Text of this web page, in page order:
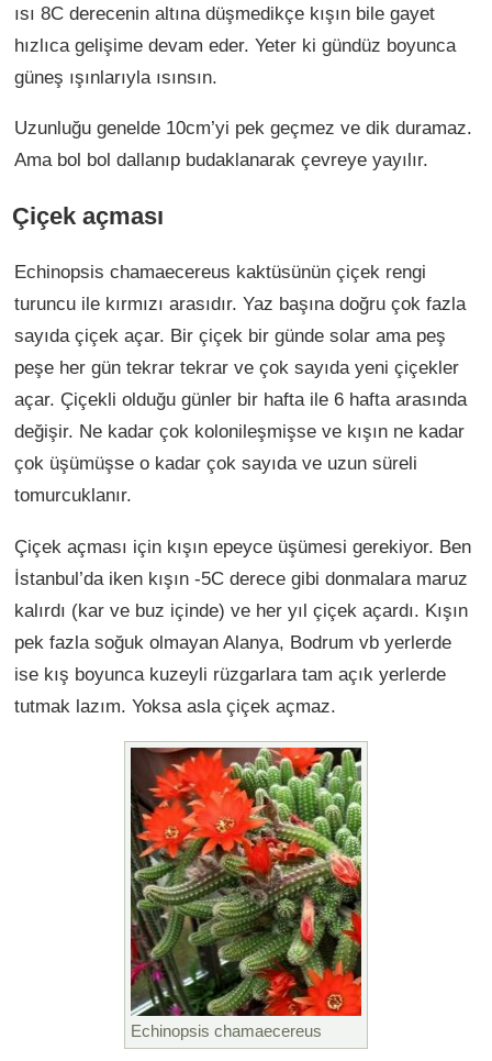
ısı 8C derecenin altına düşmedikçe kışın bile gayet
hızlıca gelişime devam eder. Yeter ki gündüz boyunca
güneş ışınlarıyla ısınsın.
Uzunluğu genelde 10cm’yi pek geçmez ve dik duramaz.
Ama bol bol dallanıp budaklanarak çevreye yayılır.
Çiçek açması
Echinopsis chamaecereus kaktüsünün çiçek rengi
turuncu ile kırmızı arasıdır. Yaz başına doğru çok fazla
sayıda çiçek açar. Bir çiçek bir günde solar ama peş
peşe her gün tekrar tekrar ve çok sayıda yeni çiçekler
açar. Çiçekli olduğu günler bir hafta ile 6 hafta arasında
değişir. Ne kadar çok kolonileşmişse ve kışın ne kadar
çok üşümüşse o kadar çok sayıda ve uzun süreli
tomurcuklanır.
Çiçek açması için kışın epeyce üşümesi gerekiyor. Ben
İstanbul’da iken kışın -5C derece gibi donmalara maruz
kalırdı (kar ve buz içinde) ve her yıl çiçek açardı. Kışın
pek fazla soğuk olmayan Alanya, Bodrum vb yerlerde
ise kış boyunca kuzeyli rüzgarlara tam açık yerlerde
tutmak lazım. Yoksa asla çiçek açmaz.
Echinopsis chamaecereus